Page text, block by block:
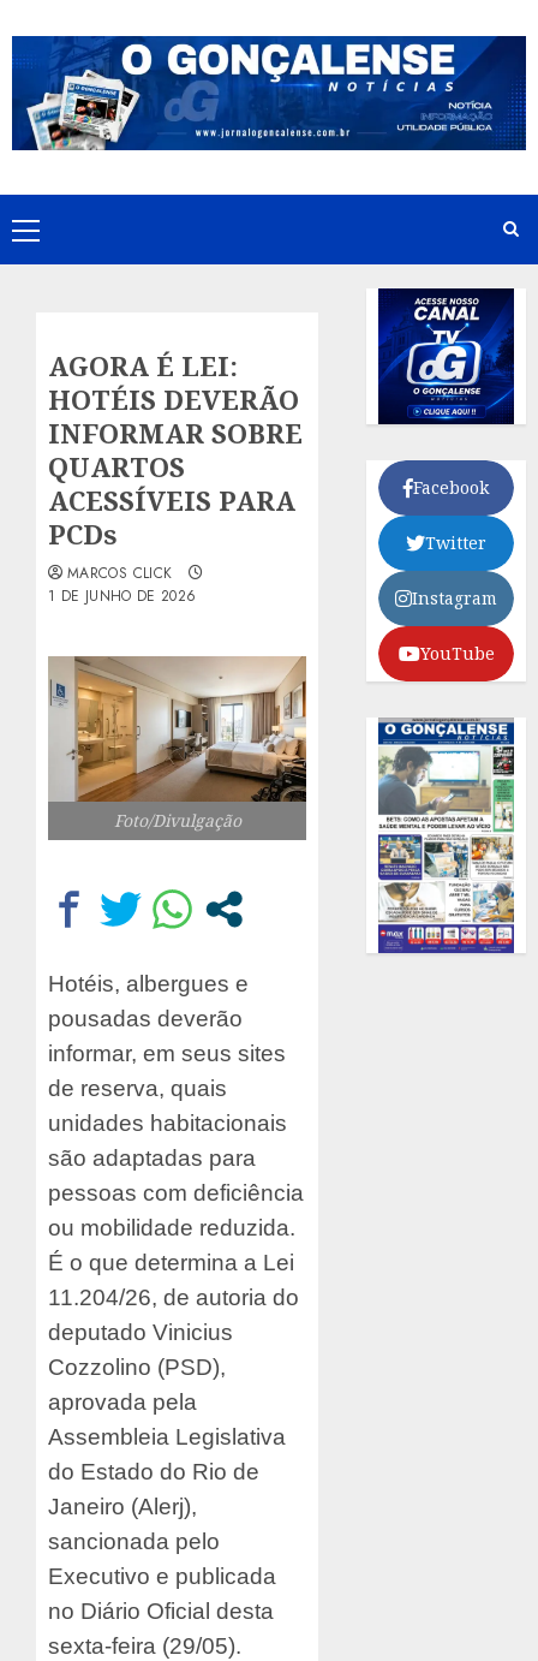
to
content
Primary
Menu
AGORA É LEI:
HOTÉIS DEVERÃO
INFORMAR SOBRE
QUARTOS
ACESSÍVEIS PARA
PCDs
MARCOS CLICK
1 DE JUNHO DE 2026
Foto/Divulgação
Hotéis, albergues e
pousadas deverão
informar, em seus sites
de reserva, quais
unidades habitacionais
são adaptadas para
pessoas com deficiência
ou mobilidade reduzida.
É o que determina a Lei
11.204/26, de autoria do
deputado Vinicius
Cozzolino (PSD),
aprovada pela
Assembleia Legislativa
do Estado do Rio de
Janeiro (Alerj),
sancionada pelo
Executivo e publicada
no Diário Oficial desta
sexta-feira (29/05).
Facebook
Twitter
Instagram
YouTube